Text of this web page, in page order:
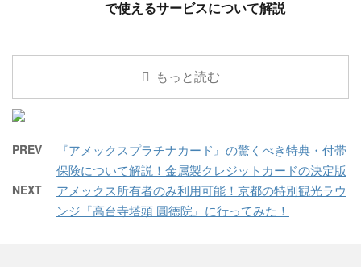
で使えるサービスについて解説
もっと読む
PREV
『アメックスプラチナカード』の驚くべき特典・付帯
保険について解説！金属製クレジットカードの決定版
NEXT
アメックス所有者のみ利用可能！京都の特別観光ラウ
ンジ『高台寺塔頭 圓徳院』に行ってみた！